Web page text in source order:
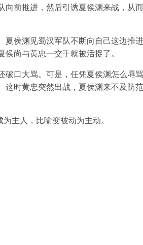
前推进，然后引诱夏侯渊来战，从而
侯渊见蜀汉军队不断向自己这边推
尚与黄忠一交手就被活捉了。
破口大骂。可是，任凭夏侯渊怎么辱
这时黄忠突然出战，夏侯渊来不及防
主人，比喻变被动为主动。